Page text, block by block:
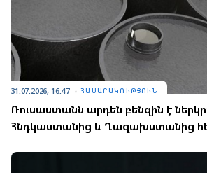
31.07.2026, 16:47 ՀԱՍԱՐԱԿՈՒԹՅՈՒՆ
Ռուսաստանն արդեն բենզին է
Հնդկաստանից և Ղազախստանից